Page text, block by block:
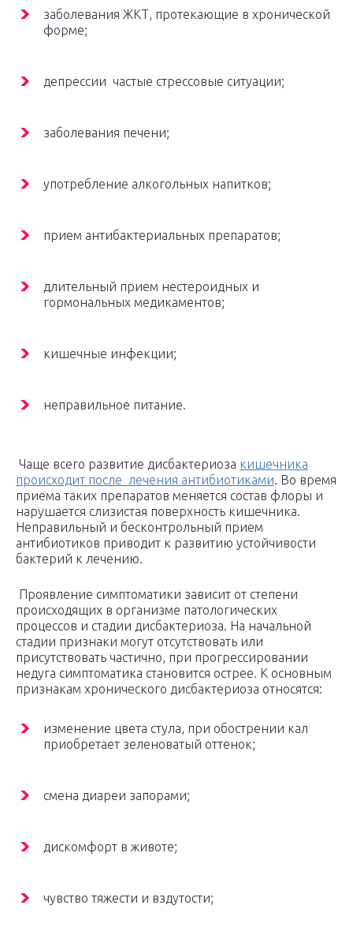
заболевания ЖКТ, протекающие в хронической
форме;
депрессии частые стрессовые ситуации;
заболевания печени;
употребление алкогольных напитков;
прием антибактериальных препаратов;
длительный прием нестероидных и
гормональных медикаментов;
кишечные инфекции;
неправильное питание.
Чаще всего развитие дисбактериоза кишечника
происходит после лечения антибиотиками. Во время
приема таких препаратов меняется состав флоры и
нарушается слизистая поверхность кишечника.
Неправильный и бесконтрольный прием
антибиотиков приводит к развитию устойчивости
бактерий к лечению.
Проявление симптоматики зависит от степени
происходящих в организме патологических
процессов и стадии дисбактериоза. На начальной
стадии признаки могут отсутствовать или
присутствовать частично, при прогрессировании
недуга симптоматика становится острее. К основным
признакам хронического дисбактериоза относятся:
изменение цвета стула, при обострении кал
приобретает зеленоватый оттенок;
смена диареи запорами;
дискомфорт в животе;
чувство тяжести и вздутости;